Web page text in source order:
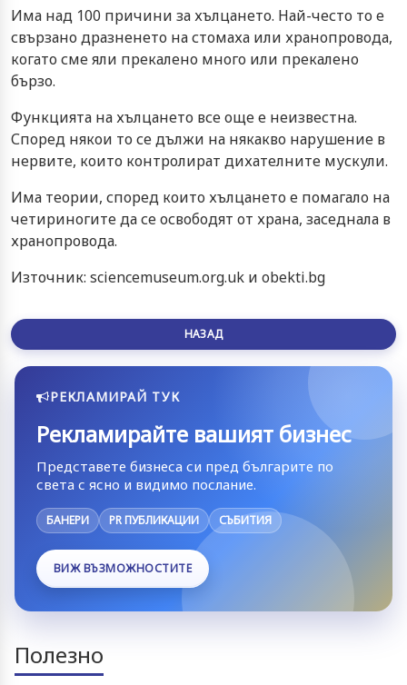
Има над 100 причини за хълцането. Най-често то е
свързано дразненето на стомаха или хранопровода,
когато сме яли прекалено много или прекалено
бързо.
Функцията на хълцането все още е неизвестна.
Според някои то се дължи на някакво нарушение в
нервите, които контролират дихателните мускули.
Има теории, според които хълцането е помагало на
четириногите да се освободят от храна, заседнала в
хранопровода.
Източник: sciencemuseum.org.uk и obekti.bg
НАЗАД
РЕКЛАМИРАЙ ТУК
Рекламирайте вашият бизнес
Представете бизнеса си пред българите по
света с ясно и видимо послание.
БАНЕРИ PR ПУБЛИКАЦИИ СЪБИТИЯ
ВИЖ ВЪЗМОЖНОСТИТЕ
Полезно